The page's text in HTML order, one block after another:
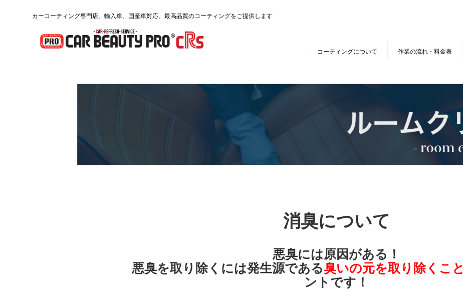
カーコーティング専門店。輸入車、国産車対応。最高品質のコーティングをご提供します
コーティングについて 作業の流れ・料金表
消臭について
悪臭には原因がある！
悪臭を取り除くには発生源である臭いの元を取り除くこと
ントです！